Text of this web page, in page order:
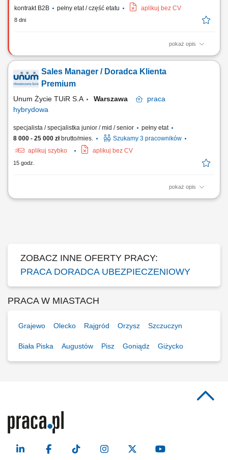
kontrakt B2B
pełny etat / część etatu aplikuj bez CV
8 dni
pokaż opis
Aktywne pozyskiwanie klientów i sprzedaż produktów
Przygotowywanie ofert i prowadzenie spotkań sprzedażowych. Analiza
potrzeb klienta i rekomendowanie dopasowanych rozwiązań.
Sales Manager / Doradca Klienta
Premium
Unum Życie TUiR S.A Warszawa
praca
hybrydowa
specjalista / specjalistka junior / mid / senior
pełny etat
8 000 - 25 000 złbrutto/mies.
Szukamy 3 pracowników
aplikuj szybko
aplikuj bez CV
15 godz.
pokaż opis
Co będziesz robić? prowadzić spotkania z klientami indywidualnymi i
ZOBACZ INNE OFERTY PRACY:
PRACA DORADCA UBEZPIECZENIOWY
PRACA W MIASTACH
Grajewo Olecko Rajgród Orzysz Szczuczyn
Biała Piska Augustów Pisz Goniądz Giżycko